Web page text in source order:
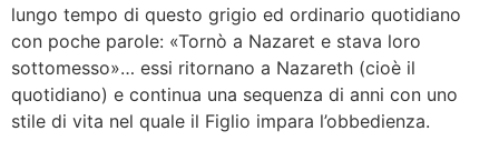
lungo tempo di questo grigio ed ordinario quotidiano
con poche parole: «Tornò a Nazaret e stava loro
sottomesso»… essi ritornano a Nazareth (cioè il
quotidiano) e continua una sequenza di anni con uno
stile di vita nel quale il Figlio impara l’obbedienza.